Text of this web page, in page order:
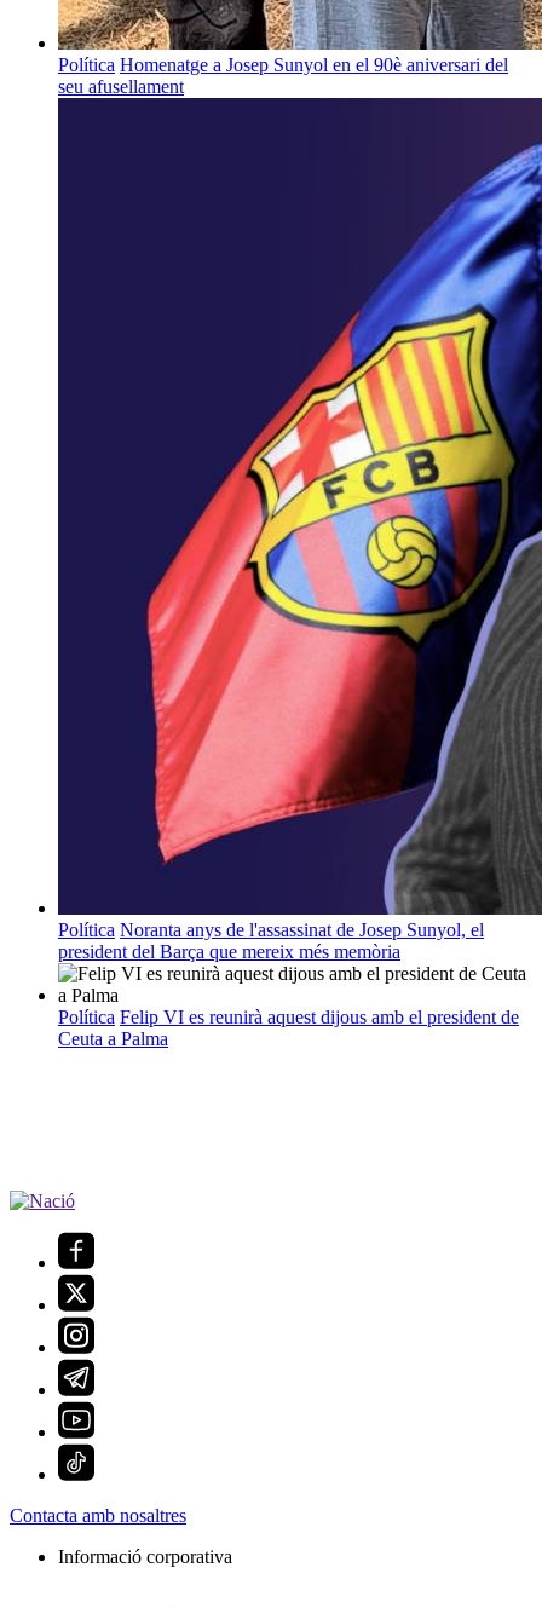
Política Homenatge a Josep Sunyol en el 90è aniversari del
seu afusellament
Política Noranta anys de l'assassinat de Josep Sunyol, el
president del Barça que mereix més memòria
Política Felip VI es reunirà aquest dijous amb el president de
Ceuta a Palma
Contacta amb nosaltres
Informació corporativa